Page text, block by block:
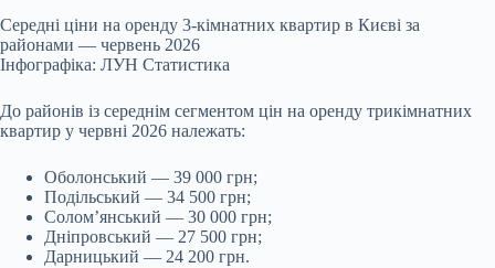
Середні ціни на оренду 3-кімнатних квартир в Києві за
районами — червень 2026
Інфографіка: ЛУН Статистика
До районів із середнім сегментом цін на оренду трикімнатних
квартир у червні 2026 належать:
Оболонський — 39 000 грн;
Подільський — 34 500 грн;
Солом’янський — 30 000 грн;
Дніпровський — 27 500 грн;
Дарницький — 24 200 грн.